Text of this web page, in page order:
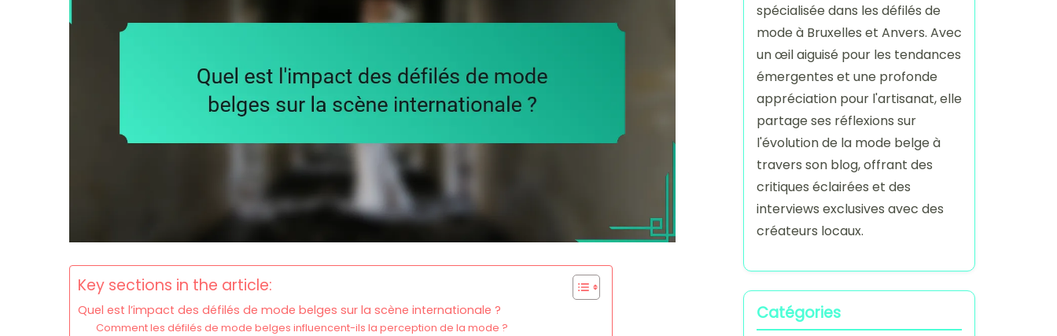
Key sections in the article:
Quel est l’impact des défilés de mode belges sur la scène internationale ?
Comment les défilés de mode belges influencent-ils la perception de la mode ?
spécialisée dans les défilés de
mode à Bruxelles et Anvers. Avec
un œil aiguisé pour les tendances
émergentes et une profonde
appréciation pour l'artisanat, elle
partage ses réflexions sur
l'évolution de la mode belge à
travers son blog, offrant des
critiques éclairées et des
interviews exclusives avec des
créateurs locaux.
Catégories